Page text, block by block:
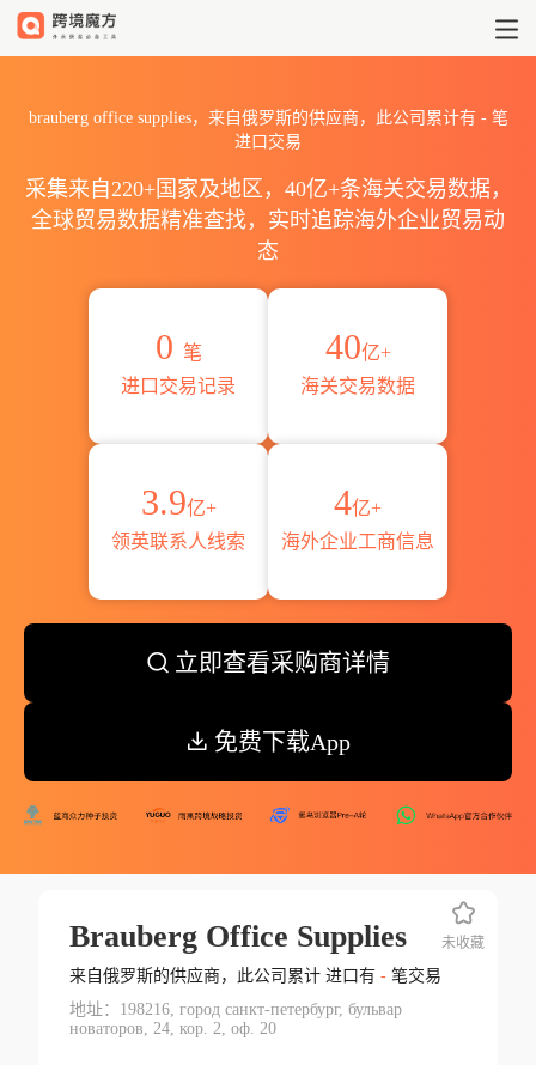
brauberg office supplies，来自俄罗斯的供应商，此公司累计有 -笔
进口交易
采集来自220+国家及地区，40亿+条海关交易数据，
全球贸易数据精准查找，实时追踪海外企业贸易动
态
0 笔
进口交易记录
40亿+
海关交易数据
3.9亿+
领英联系人线索
4亿+
海外企业工商信息
立即查看采购商详情
免费下载App
Brauberg Office Supplies
来自俄罗斯的供应商，此公司累计 进口有 -笔交易
地址：198216, город санкт-петербург, бульвар
новаторов, 24, кор. 2, оф. 20
未收藏